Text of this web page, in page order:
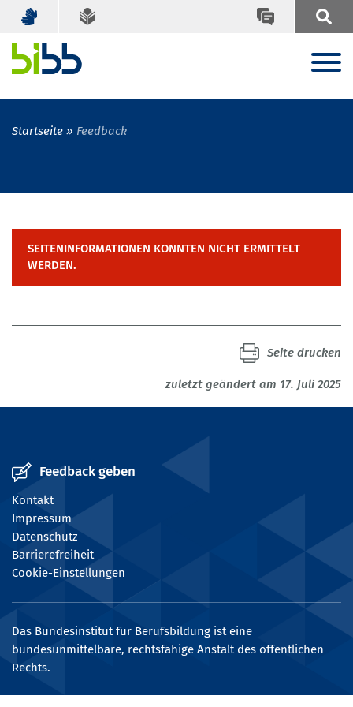
Startseite Feedback
SEITENINFORMATIONEN KONNTEN NICHT ERMITTELT
WERDEN.
zuletzt geändert am 17. Juli 2025
Seite drucken
Feedback geben
Kontakt
Impressum
Datenschutz
Barrierefreiheit
Cookie-Einstellungen
Das Bundesinstitut für Berufsbildung ist eine
bundesunmittelbare, rechtsfähige Anstalt des öffentlichen
Rechts.